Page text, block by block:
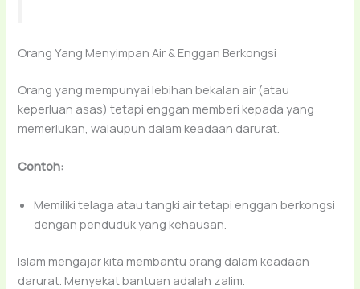
Orang Yang Menyimpan Air & Enggan Berkongsi
Orang yang mempunyai lebihan bekalan air (atau
keperluan asas) tetapi enggan memberi kepada yang
memerlukan, walaupun dalam keadaan darurat.
Contoh:
Memiliki telaga atau tangki air tetapi enggan berkongsi
dengan penduduk yang kehausan.
Islam mengajar kita membantu orang dalam keadaan
darurat. Menyekat bantuan adalah zalim.